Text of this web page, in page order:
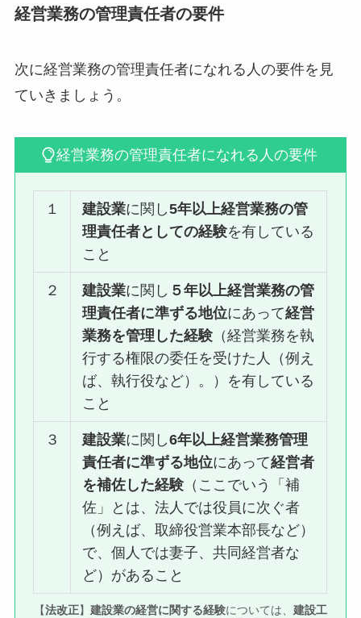
経営業務の管理責任者の要件
次に経営業務の管理責任者になれる人の要件を見
ていきましょう。
経営業務の管理責任者になれる人の要件
１ 建設業に関し5年以上経営業務の管
理責任者としての経験を有している
こと
２ 建設業に関し ５年以上経営業務の管
理責任者に準ずる地位にあって経営
業務を管理した経験（経営業務を執
行する権限の委任を受けた人（例え
ば、執行役など）。）を有している
こと
３ 建設業に関し6年以上経営業務管理
責任者に準ずる地位にあって経営者
を補佐した経験（ここでいう「補
佐」とは、法人では役員に次ぐ者
（例えば、取締役営業本部長など）
で、個人では妻子、共同経営者な
ど）があること
【法改正】 建設業の経営に関する経験については、 建設工